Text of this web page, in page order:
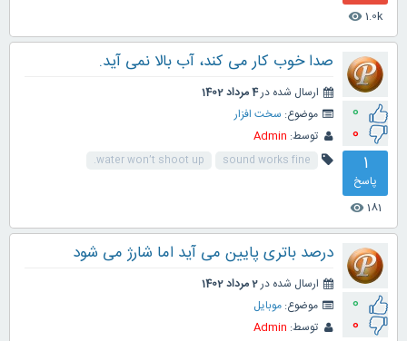
1.0k
visibility
0
0
1
پاسخ
181
visibility
صدا خوب کار می کند، آب بالا نمی آید.
ارسال شده در4 مرداد 1402
موضوع: سخت افزار
توسط: Admin
sound works fine
water won’t shoot up.
0
0
درصد باتری پایین می آید اما شارژ می شود
ارسال شده در2 مرداد 1402
موضوع: موبایل
توسط: Admin